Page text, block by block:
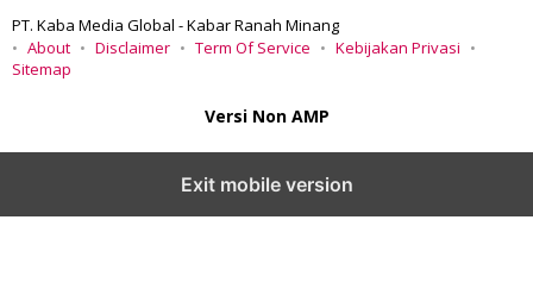
PT. Kaba Media Global - Kabar Ranah Minang
About
Disclaimer Term Of Service
Kebijakan Privasi
Sitemap
Versi Non AMP
Exit mobile version